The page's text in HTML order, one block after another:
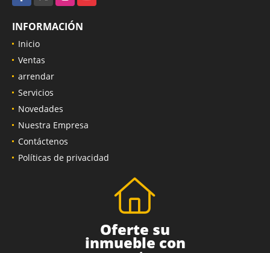
INFORMACIÓN
Inicio
Ventas
arrendar
Servicios
Novedades
Nuestra Empresa
Contáctenos
Políticas de privacidad
Oferte su
inmueble con